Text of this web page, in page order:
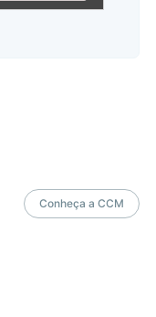
Conheça a CCM